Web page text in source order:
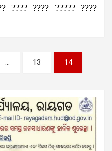
???? ???? ????? ????
… 13 14